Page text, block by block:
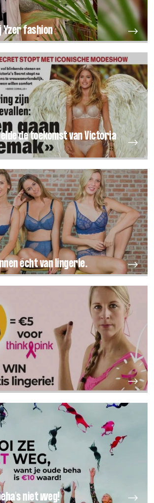
Yzer fashion
de toekomst van Victoria
écht van lingerie.
niet weg!